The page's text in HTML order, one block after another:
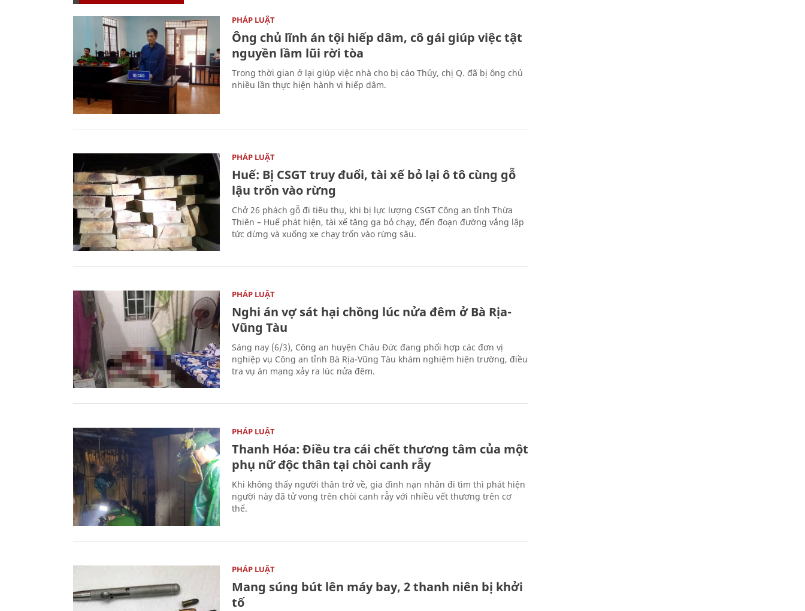
PHÁP LUẬT
Ông chủ lĩnh án tội hiếp dâm, cô gái giúp việc tật
nguyền lầm lũi rời tòa
Trong thời gian ở lại giúp việc nhà cho bị cáo Thủy, chị Q. đã bị ông chủ
nhiều lần thực hiện hành vi hiếp dâm.
PHÁP LUẬT
Huế: Bị CSGT truy đuổi, tài xế bỏ lại ô tô cùng gỗ
lậu trốn vào rừng
Chở 26 phách gỗ đi tiêu thụ, khi bị lực lượng CSGT Công an tỉnh Thừa
Thiên – Huế phát hiện, tài xế tăng ga bỏ chạy, đến đoạn đường vắng lập
tức dừng và xuống xe chạy trốn vào rừng sâu.
PHÁP LUẬT
Nghi án vợ sát hại chồng lúc nửa đêm ở Bà Rịa-
Vũng Tàu
Sáng nay (6/3), Công an huyện Châu Đức đang phối hợp các đơn vị
nghiệp vụ Công an tỉnh Bà Rịa-Vũng Tàu khám nghiệm hiện trường, điều
tra vụ án mạng xảy ra lúc nửa đêm.
PHÁP LUẬT
Thanh Hóa: Điều tra cái chết thương tâm của một
phụ nữ độc thân tại chòi canh rẫy
Khi không thấy người thân trở về, gia đình nạn nhân đi tìm thì phát hiện
người này đã tử vong trên chòi canh rẫy với nhiều vết thương trên cơ
thể.
PHÁP LUẬT
Mang súng bút lên máy bay, 2 thanh niên bị khởi
tố